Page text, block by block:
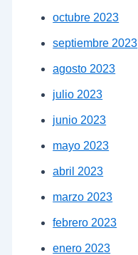
octubre 2023
septiembre 2023
agosto 2023
julio 2023
junio 2023
mayo 2023
abril 2023
marzo 2023
febrero 2023
enero 2023